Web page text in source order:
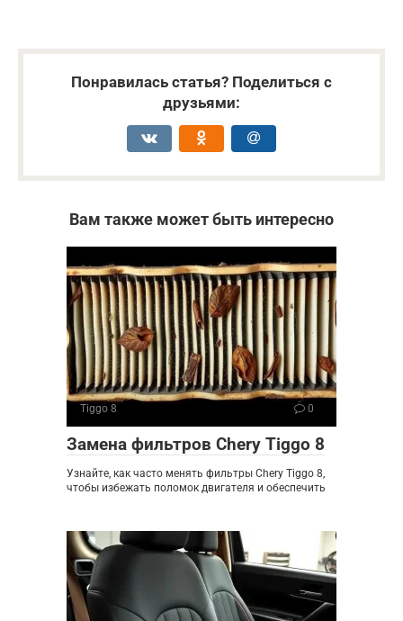
Понравилась статья? Поделиться с
друзьями:
Вам также может быть интересно
Tiggo 8 0
Замена фильтров Chery Tiggo 8
Узнайте, как часто менять фильтры Chery Tiggo 8,
чтобы избежать поломок двигателя и обеспечить